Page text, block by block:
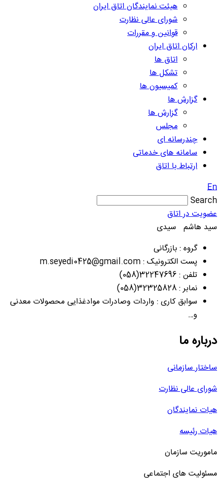
هیئت نمایندگان اتاق ایران
شورای عالی نظارت
قوانین و مقررات
ارکان اتاق ایران
اتاق ها
تشکل ها
کمیسیون ها
گزارش ها
گزارش ها
مجلس
چندرسانه ای
سامانه های خدماتی
ارتباط با اتاق
En
Search
عضویت در اتاق
سید هاشم سیدی
گروه : بازرگانی
پست الکترونیک : m.seyedi0425@gmail.com
تلفن : 32247696(058)
نمابر : 32325828(058)
سوابق کاری : واردات وصادرات موادغذایی محصولات معدنی
و…
درباره ما
ساختار سازمانی
شورای عالی نظارت
هیات نمایندگان
هیات رئیسه
ماموریت سازمان
مسئولیت های اجتماعی